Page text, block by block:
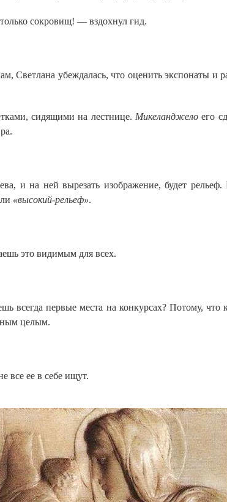
сокровищ! — вздохнул гид.
убеждалась, что оценить экспонаты и
сидящими на лестнице. Микеланджелоего
и на ней вырезать изображение, будет
«высокий-рельеф».
это видимым для всех.
первые места на конкурсах? Потому, что
целым.
все ее в себе ищут.